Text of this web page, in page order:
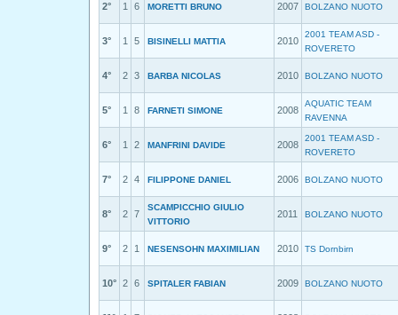
2° 1 6 MORETTI BRUNO 2007 BOLZANO NUOTO
3° 1 5 BISINELLI MATTIA 2010
2001 TEAM ASD -
ROVERETO
4° 2 3 BARBA NICOLAS 2010 BOLZANO NUOTO
5° 1 8 FARNETI SIMONE 2008
AQUATIC TEAM
RAVENNA
6° 1 2 MANFRINI DAVIDE 2008
2001 TEAM ASD -
ROVERETO
7° 2 4 FILIPPONE DANIEL 2006 BOLZANO NUOTO
8° 2 7
SCAMPICCHIO GIULIO
VITTORIO
2011 BOLZANO NUOTO
9° 2 1 NESENSOHN MAXIMILIAN 2010 TS Dornbirn
10° 2 6 SPITALER FABIAN 2009 BOLZANO NUOTO